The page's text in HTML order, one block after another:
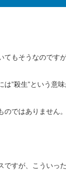
もそうなのです
”殺生”という意
ではありません。
ですが、こういっ